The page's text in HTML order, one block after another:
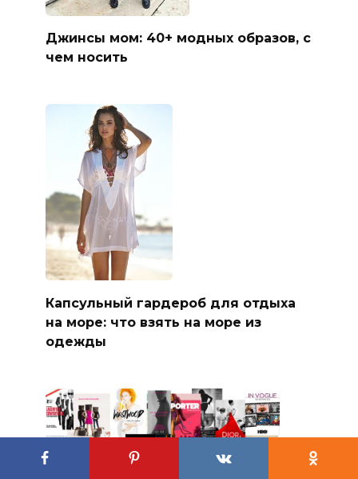
Джинсы мом: 40+ модных образов, с
чем носить
Капсульный гардероб для отдыха
на море: что взять на море из
одежды